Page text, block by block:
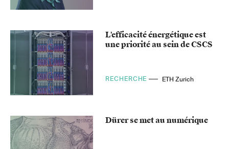
L'efficacité énergétique est
une priorité au sein de CSCS
RECHERCHE ETH Zurich
Dürer se met au numérique